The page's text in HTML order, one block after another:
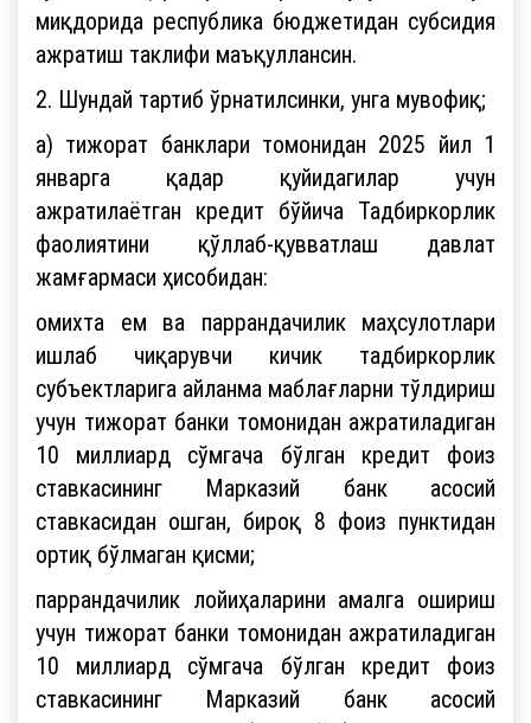
миқдорида республика бюджетидан субсидия
ажратиш таклифи маъқуллансин.
2. Шундай тартиб ўрнатилсинки, унга мувофиқ;
а) тижорат банклари томонидан 2025 йил 1
январга қадар қуйидагилар учун
ажратилаётган кредит бўйича Тадбиркорлик
фаолиятини қўллаб-қувватлаш давлат
жамғармаси ҳисобидан:
омихта ем ва паррандачилик маҳсулотлари
ишлаб чиқарувчи кичик тадбиркорлик
субъектларига айланма маблағларни тўлдириш
учун тижорат банки томонидан ажратиладиган
10 миллиард сўмгача бўлган кредит фоиз
ставкасининг Марказий банк асосий
ставкасидан ошган, бироқ 8 фоиз пунктидан
ортиқ бўлмаган қисми;
паррандачилик лойиҳаларини амалга ошириш
учун тижорат банки томонидан ажратиладиган
10 миллиард сўмгача бўлган кредит фоиз
ставкасининг Марказий банк асосий